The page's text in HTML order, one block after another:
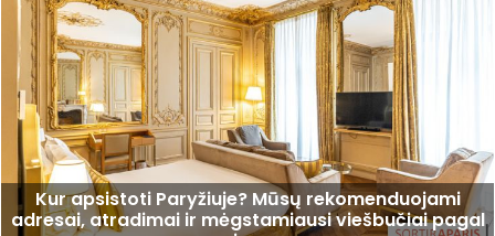
Kur apsistoti Paryžiuje? Mūsų rekomenduojami
adresai, atradimai ir mėgstamiausi viešbučiai pagal